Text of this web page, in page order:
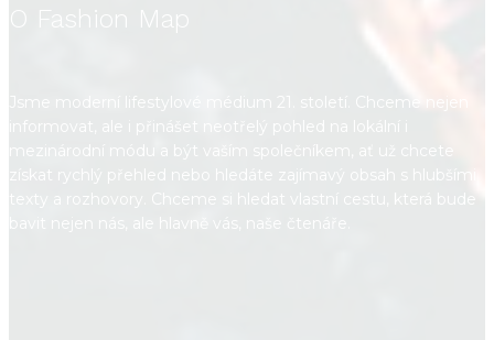
O Fashion Map
Jsme moderní lifestylové médium 21. století. Chceme nejen
informovat, ale i přinášet neotřelý pohled na lokální i
mezinárodní módu a být vaším společníkem, ať už chcete
získat rychlý přehled nebo hledáte zajímavý obsah s hlubšími
texty a rozhovory. Chceme si hledat vlastní cestu, která bude
bavit nejen nás, ale hlavně vás, naše čtenáře.